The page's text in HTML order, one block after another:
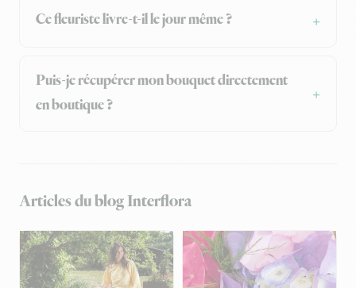
Ce fleuriste livre-t-il le jour même ?
Puis-je récupérer mon bouquet directement
en boutique ?
Articles du blog Interflora